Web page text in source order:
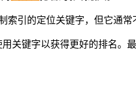
引的定位关键字，但它通
关键字以获得更好的排名。